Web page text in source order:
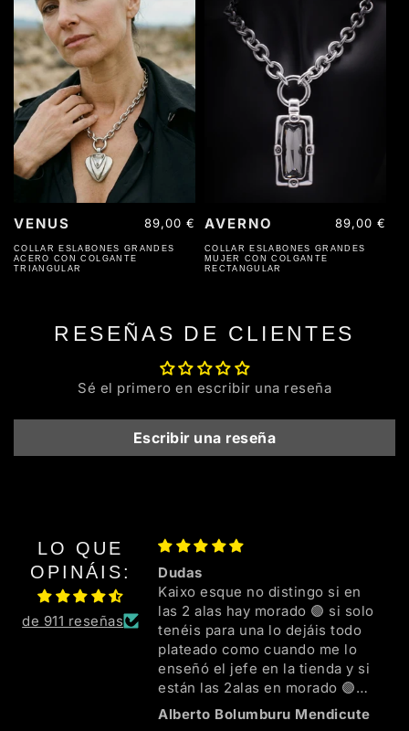
COLLAR ESLABONES GRANDES
ACERO CON COLGANTE
TRIANGULAR
VENUS
Precio
habitual
89,00 €
COLLAR ESLABONES GRANDES
MUJER CON COLGANTE
RECTANGULAR
AVERNO
Precio
habitual
89,00 €
RESEÑAS DE CLIENTES
Sé el primero en escribir una reseña
Escribir una reseña
LO QUE
OPINÁIS:
de 911 reseñas
Dudas
Kaixo esque no distingo si en
las 2 alas hay morado 🟣 si solo
tenéis para una lo dejáis todo
plateado como cuando me lo
enseñó el jefe en la tienda y si
están las 2alas en morado 🟣
mejor mil ezker familia 💜🖤🌈👍
Alberto Bolumburu Mendicute